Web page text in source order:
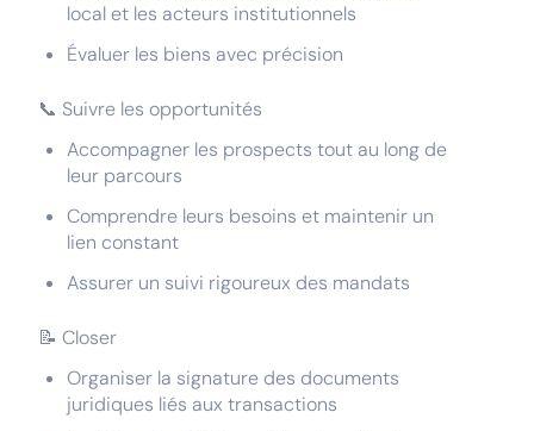
local et les acteurs institutionnels
Évaluer les biens avec précision
📞 Suivre les opportunités
Accompagner les prospects tout au long de
leur parcours
Comprendre leurs besoins et maintenir un
lien constant
Assurer un suivi rigoureux des mandats
📝 Closer
Organiser la signature des documents
juridiques liés aux transactions